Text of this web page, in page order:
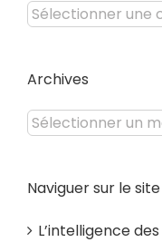
Catégories
du
Archives
Archives
Naviguer sur le site
L’intelligence